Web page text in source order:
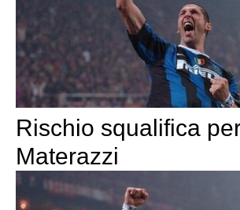
Rischio squalifica
Materazzi